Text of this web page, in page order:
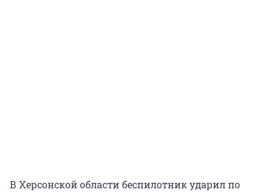
В Херсонской области беспилотник ударил по